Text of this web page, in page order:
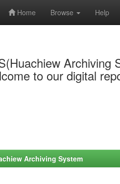
Home Browse Help
Archiving
to our digital
Archiving System